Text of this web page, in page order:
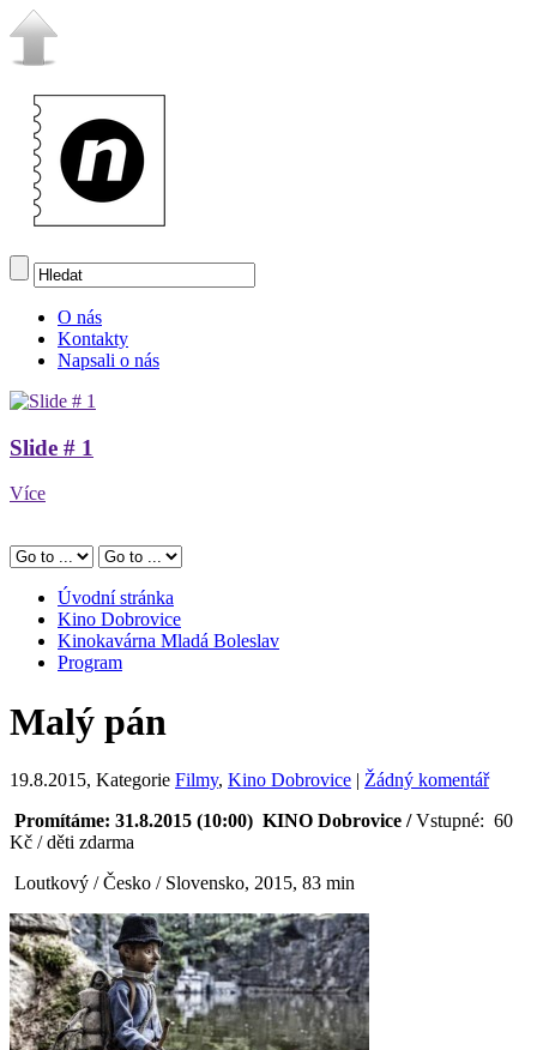
O nás
Kontakty
Napsali o nás
Slide # 1
Více
Úvodní stránka
Kino Dobrovice
Kinokavárna Mladá Boleslav
Program
Malý pán
19.8.2015, Kategorie Filmy, Kino Dobrovice | Žádný komentář
Promítáme: 31.8.2015 (10:00) KINO Dobrovice /Vstupné: 60
Kč / děti zdarma
Loutkový / Česko / Slovensko, 2015, 83 min